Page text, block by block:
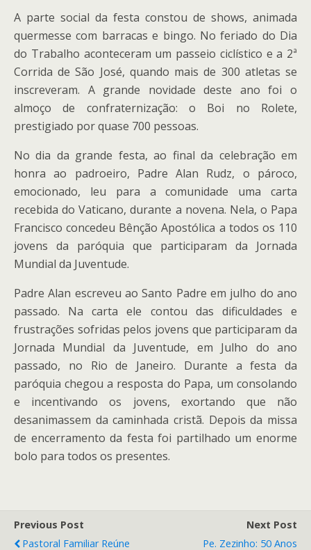
A parte social da festa constou de shows, animada
quermesse com barracas e bingo. No feriado do Dia
do Trabalho aconteceram um passeio ciclístico e a 2ª
Corrida de São José, quando mais de 300 atletas se
inscreveram. A grande novidade deste ano foi o
almoço de confraternização: o Boi no Rolete,
prestigiado por quase 700 pessoas.
No dia da grande festa, ao final da celebração em
honra ao padroeiro, Padre Alan Rudz, o pároco,
emocionado, leu para a comunidade uma carta
recebida do Vaticano, durante a novena. Nela, o Papa
Francisco concedeu Bênção Apostólica a todos os 110
jovens da paróquia que participaram da Jornada
Mundial da Juventude.
Padre Alan escreveu ao Santo Padre em julho do ano
passado. Na carta ele contou das dificuldades e
frustrações sofridas pelos jovens que participaram da
Jornada Mundial da Juventude, em Julho do ano
passado, no Rio de Janeiro. Durante a festa da
paróquia chegou a resposta do Papa, um consolando
e incentivando os jovens, exortando que não
desanimassem da caminhada cristã. Depois da missa
de encerramento da festa foi partilhado um enorme
bolo para todos os presentes.
Previous Post
Pastoral Familiar Reúne
Next Post
Pe. Zezinho: 50 Anos